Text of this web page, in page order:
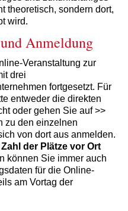
theoretisch, sondern dort,
wird.
Anmeldung
Veranstaltung zur
drei
fortgesetzt. Für
entweder die direkten
oder gehen Sie auf >>
zu den einzelnen
von dort aus anmelden.
der Plätze vor Ort
können Sie immer auch
für die Online-
am Vortag der